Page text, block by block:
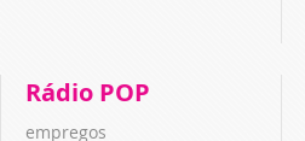
Rádio POP
empregos